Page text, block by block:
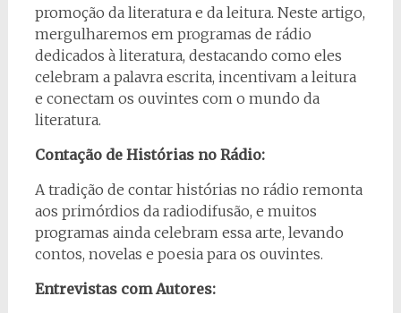
promoção da literatura e da leitura. Neste artigo,
mergulharemos em programas de rádio
dedicados à literatura, destacando como eles
celebram a palavra escrita, incentivam a leitura
e conectam os ouvintes com o mundo da
literatura.
Contação de Histórias no Rádio:
A tradição de contar histórias no rádio remonta
aos primórdios da radiodifusão, e muitos
programas ainda celebram essa arte, levando
contos, novelas e poesia para os ouvintes.
Entrevistas com Autores: